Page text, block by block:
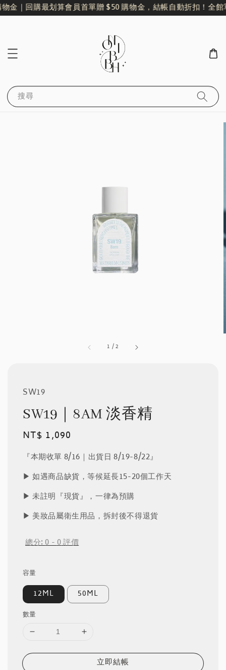
金｜回購最划算會員首單贈 $50 購物金，結帳自動折扣！ 全館
搜尋
1 /2
SW19
SW19｜8AM 淡香精
Regular
price
NT$ 1,090
『本期收單 8/16｜出貨日 8/19-8/22』
▶︎ 如遇商品缺貨，等候延長15-20個工作天
▶︎ 未註明『現貨』，一律為預購
▶︎ 美妝品屬衛生用品，拆封後不得退貨
總分:0-0評價
容量
12ML 50ML
數量
立即結帳